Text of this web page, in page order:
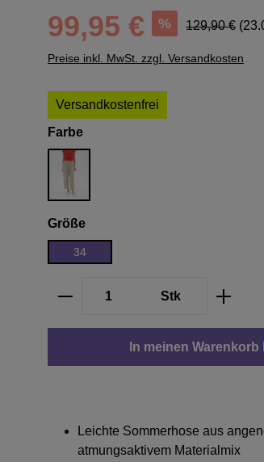
Verkaufspreis:
99,95 € %
129,90 €
Preise inkl. MwSt. zzgl. Versandkosten
Versandkostenfrei
Farbeauswählen
Größeauswählen
34
Produkt Anzahl: Gib
Stk
In meinen Warenkorb
Leichte Sommerhose aus
atmungsaktivem Materialmix